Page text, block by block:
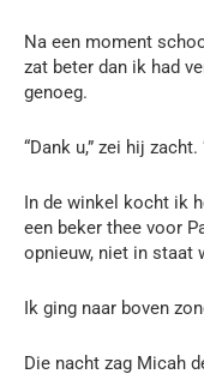
Na een moment
zat beter dan ik had
genoeg.
“Dank u,” zei hij
In de winkel kocht ik
een beker thee voor
opnieuw, niet in staat
Ik ging naar boven
Die nacht zag Micah